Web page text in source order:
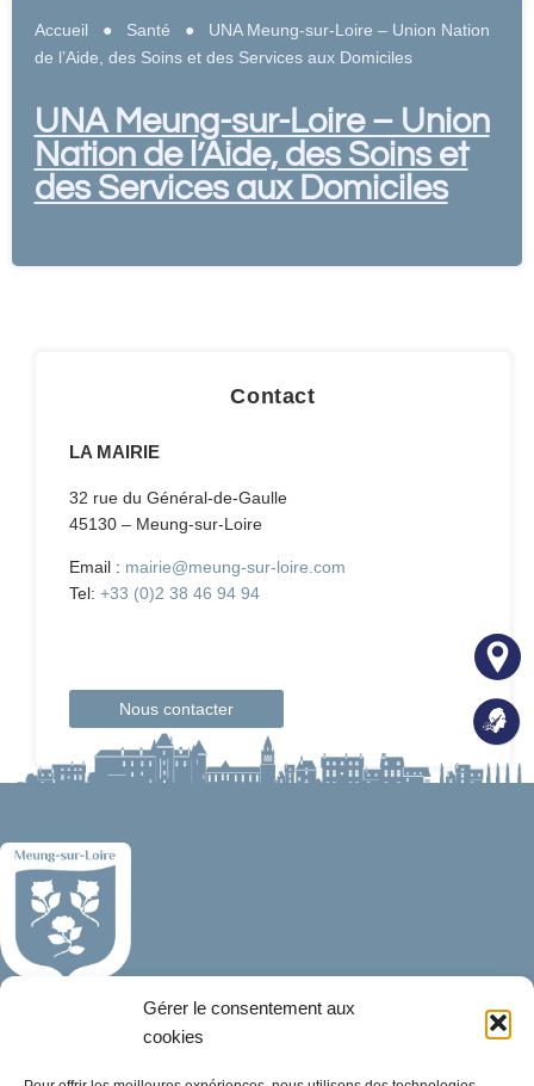
Gérer le consentement aux
cookies
Accueil ● Santé ● UNA Meung-sur-Loire – Union Nation
de l’Aide, des Soins et des Services aux Domiciles
UNA Meung-sur-Loire – Union
Nation de l’Aide, des Soins et
des Services aux Domiciles
Contact
LA MAIRIE
32 rue du Général-de-Gaulle
45130 – Meung-sur-Loire
Email : mairie@meung-sur-loire.com
Tel: +33 (0)2 38 46 94 94
Nous contacter
Mairie de Meung-sur-Loire